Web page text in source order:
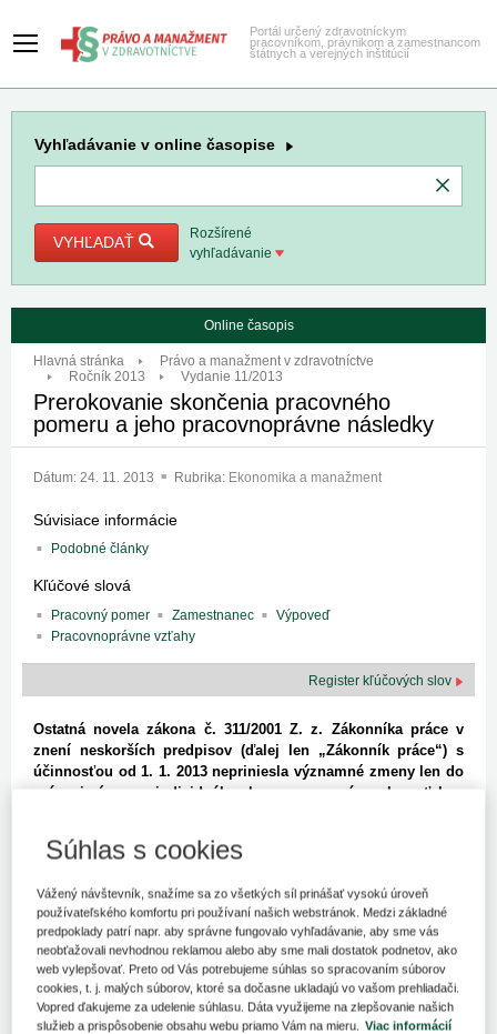
Portál určený zdravotníckym
pracovníkom, právnikom a zamestnancom
štátnych a verejných inštitúcií
Vyhľadávanie v online časopise
VYHĽADAŤ
Rozšírené
vyhľadávanie
Online časopis
Hlavná stránka
Právo a manažment v zdravotníctve
Ročník 2013
Vydanie 11/2013
Prerokovanie skončenia pracovného
pomeru a jeho pracovnoprávne následky
Dátum: 24. 11. 2013 Rubrika: Ekonomika a manažment
Súvisiace informácie
Podobné články
Kľúčové slová
Pracovný pomer Zamestnanec
Výpoveď
Pracovnoprávne vzťahy
Register kľúčových slov
Ostatná novela zákona č. 311/2001 Z. z. Zákonníka práce v
znení neskorších predpisov (ďalej len „Zákonník práce“) s
účinnosťou od 1. 1. 2013 nepriniesla významné zmeny len do
právnej úpravy individuálnych pracovnoprávnych vzťahov
pracovného pomeru alebo organizácie pracovného času v
podniku, ale podstatnou mierou sa dotkla aj právnej úpravy
Niektoré novo koncipované ustanovenia, napr. uvoľňovanie
zamestnancov zamestnávateľa na výkon odborovej funkcie, sú
zložito formulované a v súvislosti s nimi vznikajú viaceré
aplikačné nejasnosti, ktoré môžu byť dôvodom ich nevhodného
uplatnenia v praxi. Prípadné pochybenie nemusí viesť len k
nedodržaniu zákonom vyžadovaných povinností, ale dnes
Súhlas s cookies
Vážený návštevník, snažíme sa zo všetkých síl prinášať vysokú úroveň
používateľského komfortu pri používaní našich webstránok. Medzi základné
predpoklady patrí napr. aby správne fungovalo vyhľadávanie, aby sme vás
neobťažovali nevhodnou reklamou alebo aby sme mali dostatok podnetov, ako
web vylepšovať. Preto od Vás potrebujeme súhlas so spracovaním súborov
cookies, t. j. malých súborov, ktoré sa dočasne ukladajú vo vašom prehliadači.
Vopred ďakujeme za udelenie súhlasu. Dáta využijeme na zlepšovanie našich
služieb a prispôsobenie obsahu webu priamo Vám na mieru.
Viac informácií